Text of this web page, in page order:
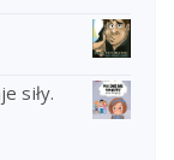
siły.